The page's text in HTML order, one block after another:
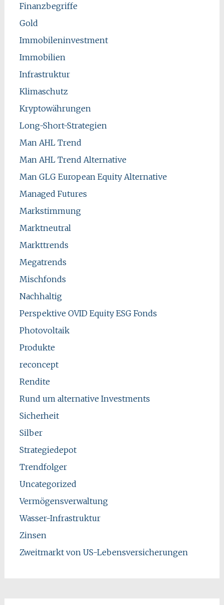
Finanzbegriffe
Gold
Immobileninvestment
Immobilien
Infrastruktur
Klimaschutz
Kryptowährungen
Long-Short-Strategien
Man AHL Trend
Man AHL Trend Alternative
Man GLG European Equity Alternative
Managed Futures
Markstimmung
Marktneutral
Markttrends
Megatrends
Mischfonds
Nachhaltig
Perspektive OVID Equity ESG Fonds
Photovoltaik
Produkte
reconcept
Rendite
Rund um alternative Investments
Sicherheit
Silber
Strategiedepot
Trendfolger
Uncategorized
Vermögensverwaltung
Wasser-Infrastruktur
Zinsen
Zweitmarkt von US-Lebensversicherungen